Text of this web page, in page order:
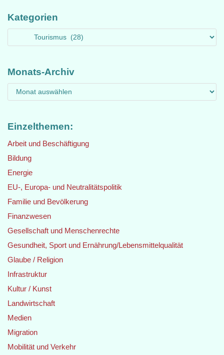
Kategorien
Monats-Archiv
Einzelthemen:
Arbeit und Beschäftigung
Bildung
Energie
EU-, Europa- und Neutralitätspolitik
Familie und Bevölkerung
Finanzwesen
Gesellschaft und Menschenrechte
Gesundheit, Sport und Ernährung/Lebensmittelqualität
Glaube / Religion
Infrastruktur
Kultur / Kunst
Landwirtschaft
Medien
Migration
Mobilität und Verkehr